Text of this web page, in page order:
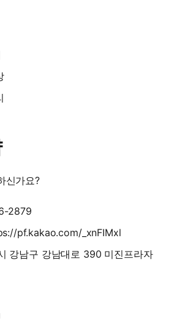
신가요?
2879
pf.kakao.com/_xnFIMxl
강남구 강남대로 390 미진프라자